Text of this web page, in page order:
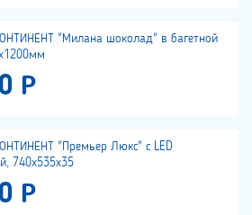
"Милана шоколад" в багетной
Р
"Премьер Люкс" с LED
740х535х35
Р